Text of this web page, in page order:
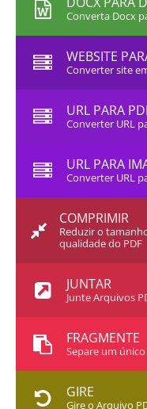
Converta Docx
WEBSITE
Converter site
URL PARA
Converter URL
URL PARA
Converter URL
COMPRIMIR
Reduzir o
qualidade do PDF
JUNTAR
Junte Arquivos
FRAGMENTE
Separe um
GIRE
Gire o Arquivo